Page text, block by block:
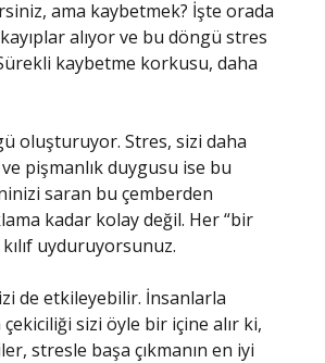
ama kaybetmek? İşte orada
alıyor ve bu döngü stres
kaybetme korkusu, daha
oluşturuyor. Stres, sizi daha
pişmanlık duygusu ise bu
saran bu çemberden
kadar kolay değil. Her “bir
uyduruyorsunuz.
de etkileyebilir. İnsanlarla
sizi öyle bir içine alır ki,
stresle başa çıkmanın en iyi